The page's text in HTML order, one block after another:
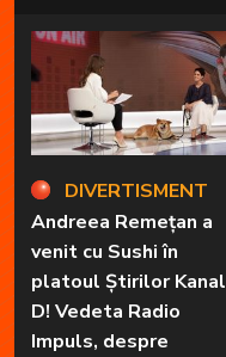
DIVERTISMENT
Andreea Remețan a
venit cu Sushi în
platoul Știrilor Kanal
D! Vedeta Radio
Impuls, despre